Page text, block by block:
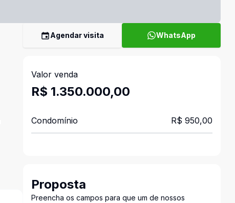
Agendar visita WhatsApp
Valor venda
R$ 1.350.000,00
Condomínio R$ 950,00
Proposta
Preencha os campos para que um de nossos